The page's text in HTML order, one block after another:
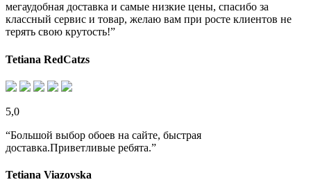
мегаудобная доставка и самые низкие цены, спасибо за
классный сервис и товар, желаю вам при росте клиентов не
терять свою крутость!”
Tetiana RedCatzs
5,0
“Большой выбор обоев на сайте, быстрая
доставка.Приветливые ребята.”
Tetiana Viazovska